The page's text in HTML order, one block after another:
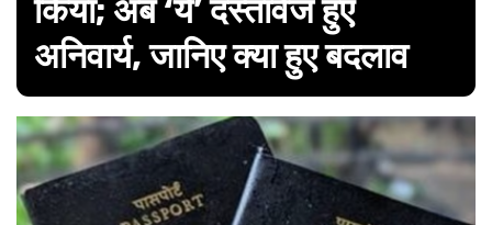
किया; अब ‘ये’ दस्तावेज हुए
अनिवार्य, जानिए क्या हुए बदलाव